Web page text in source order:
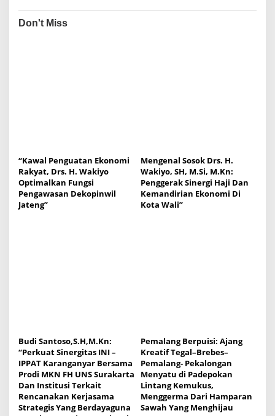
Don't Miss
“Kawal Penguatan Ekonomi
Rakyat, Drs. H. Wakiyo
Optimalkan Fungsi
Pengawasan Dekopinwil
Jateng”
Mengenal Sosok Drs. H.
Wakiyo, SH, M.Si, M.Kn:
Penggerak Sinergi Haji Dan
Kemandirian Ekonomi Di
Kota Wali”
Budi Santoso,S.H,M.Kn:
“Perkuat Sinergitas INI –
IPPAT Karanganyar Bersama
Prodi MKN FH UNS Surakarta
Dan Institusi Terkait
Rencanakan Kerjasama
Strategis Yang Berdayaguna
Pemalang Berpuisi: Ajang
Kreatif Tegal–Brebes–
Pemalang- Pekalongan
Menyatu di Padepokan
Lintang Kemukus,
Menggerma Dari Hamparan
Sawah Yang Menghijau